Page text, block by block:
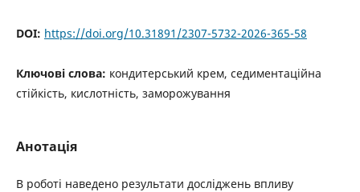
DOI: https://doi.org/10.31891/2307-5732-2026-365-58
Ключові слова: кондитерський крем, седиментаційна
стійкість, кислотність, заморожування
Анотація
В роботі наведено результати досліджень впливу